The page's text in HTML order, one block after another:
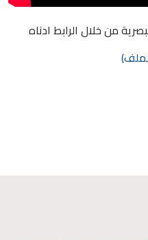
من خلال الرابط ادناه